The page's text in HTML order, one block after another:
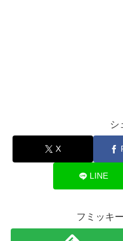
シ
X
LINE
フミッキ